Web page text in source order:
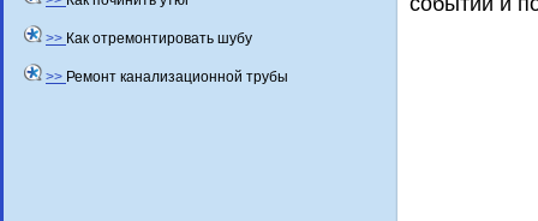
>> Как отремонтировать шубу
>> Ремонт канализационной трубы